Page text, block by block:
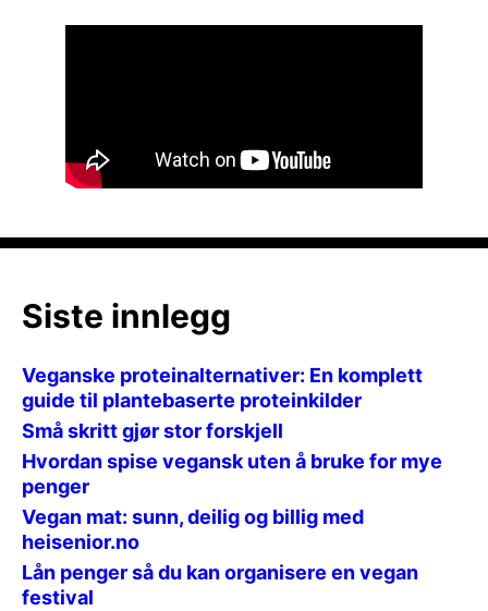
Siste innlegg
Veganske proteinalternativer: En komplett
guide til plantebaserte proteinkilder
Små skritt gjør stor forskjell
Hvordan spise vegansk uten å bruke for mye
penger
Vegan mat: sunn, deilig og billig med
heisenior.no
Lån penger så du kan organisere en vegan
festival